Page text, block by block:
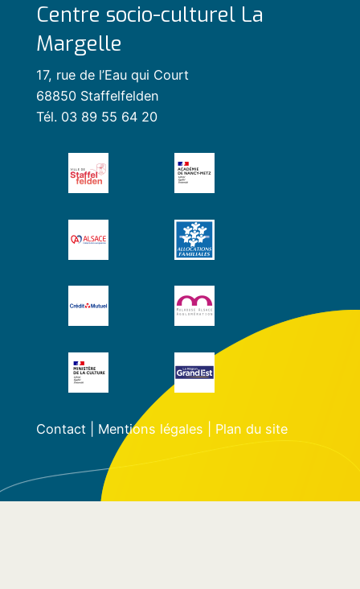
Centre socio-culturel La
Margelle
17, rue de l’Eau qui Court
68850 Staffelfelden
Tél. 03 89 55 64 20
Contact| Mentions légales Plan du site